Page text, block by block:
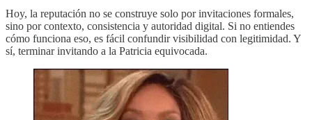
Hoy, la reputación no se construye solo por invitaciones formales,
sino por contexto, consistencia y autoridad digital. Si no entiendes
cómo funciona eso, es fácil confundir visibilidad con legitimidad. Y
sí, terminar invitando a la Patricia equivocada.